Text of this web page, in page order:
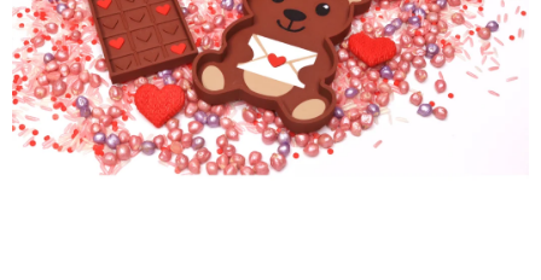
Hračky
podľa
veku
Hračky